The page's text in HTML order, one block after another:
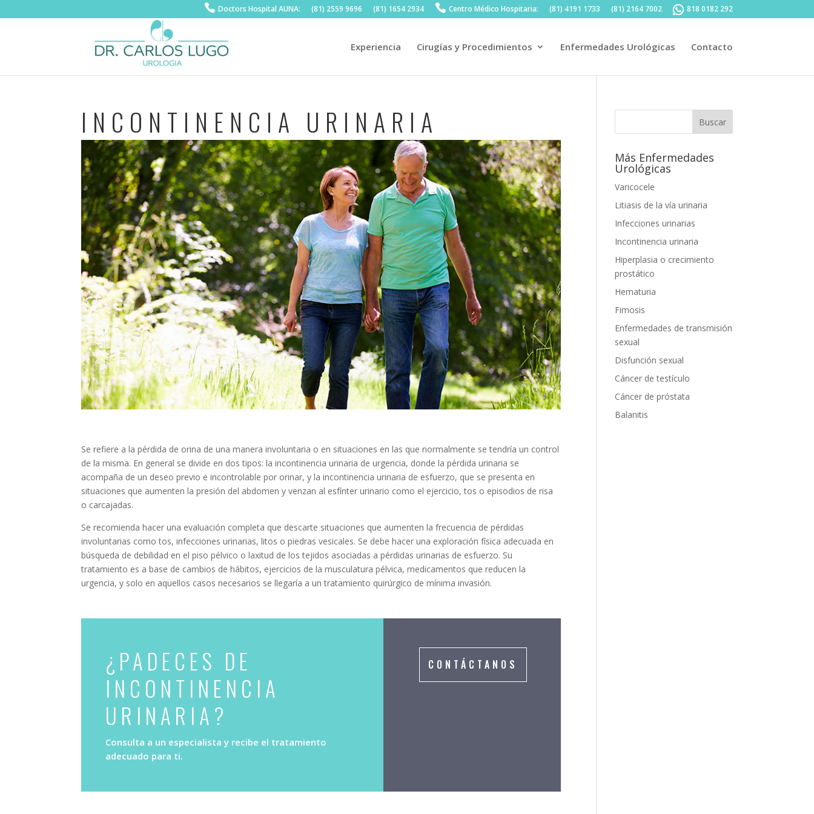
Doctors Hospital AUNA: (81) 2559 9696 (81) 1654 2934 Centro Médico Hospitaria: (81) 4191 1733 (81) 2164 7002 818 0182 292
Experiencia Cirugías y Procedimientos Enfermedades Urológicas Contacto
INCONTINENCIA URINARIA
Se refiere a la pérdida de orina de una manera involuntaria o en situaciones en las que normalmente se tendría un control
de la misma. En general se divide en dos tipos: la incontinencia urinaria de urgencia, donde la pérdida urinaria se
acompaña de un deseo previo e incontrolable por orinar, y la incontinencia urinaria de esfuerzo, que se presenta en
situaciones que aumenten la presión del abdomen y venzan al esfínter urinario como el ejercicio, tos o episodios de risa
o carcajadas.
Se recomienda hacer una evaluación completa que descarte situaciones que aumenten la frecuencia de pérdidas
involuntarias como tos, infecciones urinarias, litos o piedras vesicales. Se debe hacer una exploración física adecuada en
búsqueda de debilidad en el piso pélvico o laxitud de los tejidos asociadas a pérdidas urinarias de esfuerzo. Su
tratamiento es a base de cambios de hábitos, ejercicios de la musculatura pélvica, medicamentos que reducen la
urgencia, y solo en aquellos casos necesarios se llegaría a un tratamiento quirúrgico de mínima invasión.
¿PADECES DE
INCONTINENCIA
URINARIA?
Consulta a un especialista y recibe el tratamiento
adecuado para ti.
CONTÁCTANOS
Más Enfermedades
Urológicas
Varicocele
Litiasis de la vía urinaria
Infecciones urinarias
Incontinencia urinaria
Hiperplasia o crecimiento
prostático
Hematuria
Fimosis
Enfermedades de transmisión
sexual
Disfunción sexual
Cáncer de testículo
Cáncer de próstata
Balanitis